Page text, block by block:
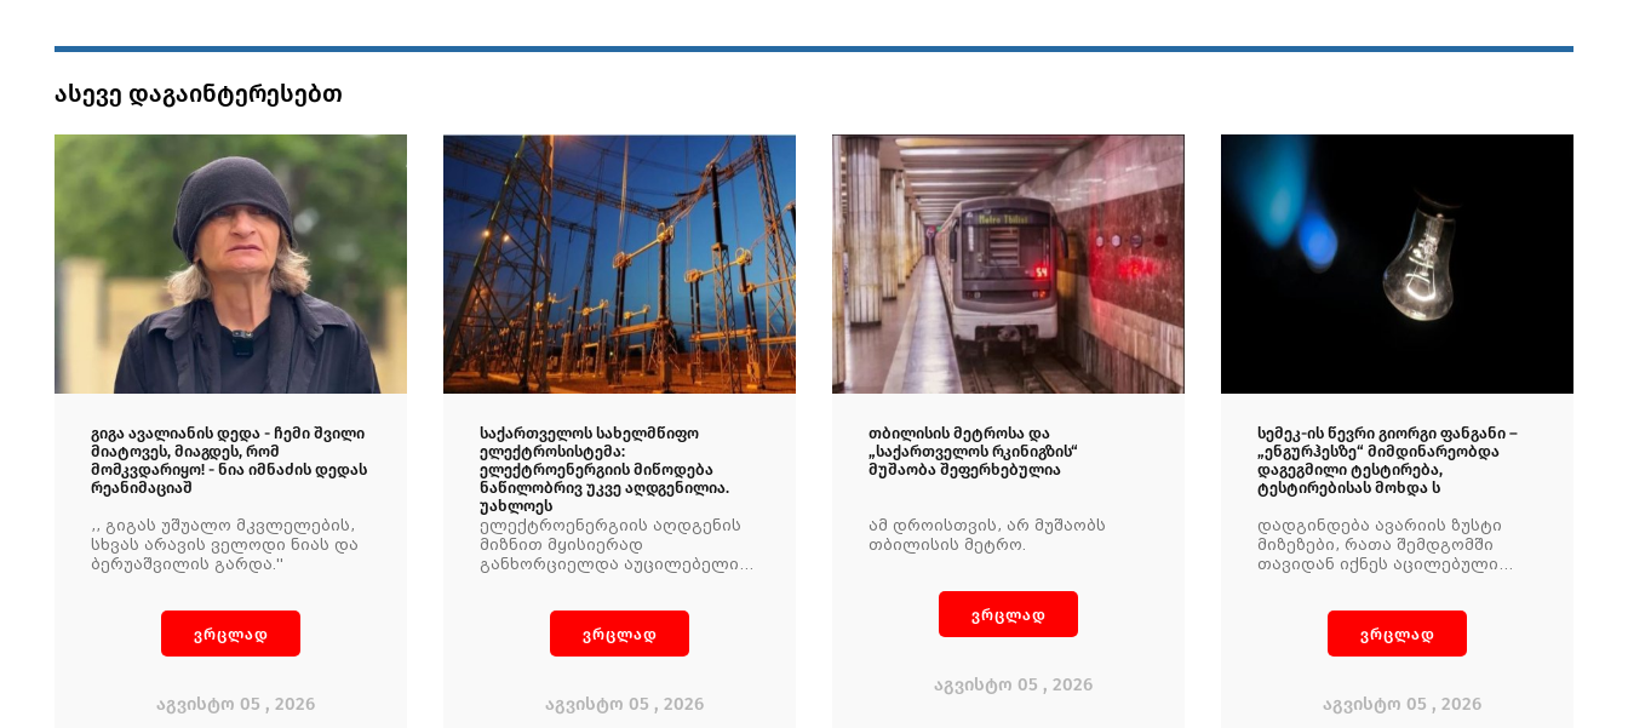
ასევე დაგაინტერესებთ
გიგა ავალიანის დედა - ჩემი შვილი
მიატოვეს, მიაგდეს, რომ
მომკვდარიყო! - ნია იმნაძის დედას
რეანიმაციაშ
,, გიგას უშუალო მკვლელების,
სხვას არავის ველოდი ნიას და
ბერუაშვილის გარდა.''
ვრცლად
აგვისტო 05 , 2026
საქართველოს სახელმწიფო
ელექტროსისტემა:
ელექტროენერგიის მიწოდება
ნაწილობრივ უკვე აღდგენილია.
უახლოეს
ელექტროენერგიის აღდგენის
მიზნით მყისიერად
განხორციელდა აუცილებელი
აღდგენილიავრცლად
აგვისტო 05 , 2026
თბილისის მეტროსა და
„საქართველოს რკინიგზის“
მუშაობა შეფერხებულია
ამ დროისთვის, არ მუშაობს
თბილისის მეტრო.
ვრცლად
აგვისტო 05 , 2026
სემეკ-ის წევრი გიორგი ფანგანი –
„ენგურჰესზე“ მიმდინარეობდა
დაგეგმილი ტესტირება,
ტესტირებისას მოხდა ს
დადგინდება ავარიის ზუსტი
მიზეზები, რათა შემდგომში
თავიდან იქნეს აცილებული
ვრცლად
აგვისტო 05 , 2026